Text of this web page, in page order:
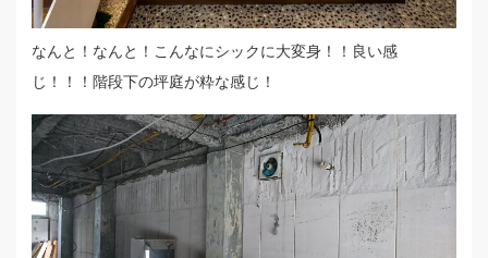
なんと！なんと！こんなにシックに大変身！！良い感
じ！！！階段下の坪庭が粋な感じ！